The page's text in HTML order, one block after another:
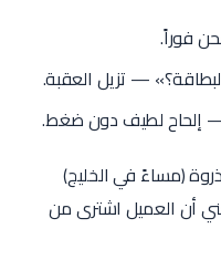
فوراً.
— تزيل العقبة.
(مساءً في الخليج)
أن العميل اشترى من